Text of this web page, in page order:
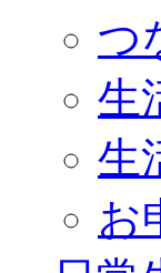
つ
生
生
お